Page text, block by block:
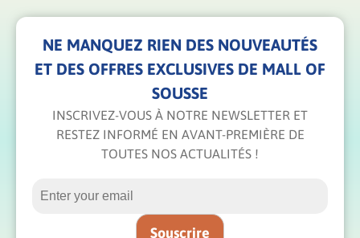
NE MANQUEZ RIEN DES NOUVEAUTÉS
ET DES OFFRES EXCLUSIVES DE MALL OF
SOUSSE
INSCRIVEZ-VOUS À NOTRE NEWSLETTER ET
RESTEZ INFORMÉ EN AVANT-PREMIÈRE DE
TOUTES NOS ACTUALITÉS !